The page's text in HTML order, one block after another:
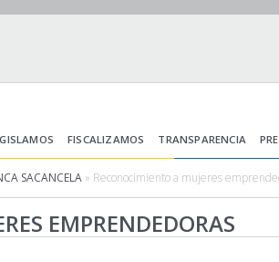
FISCALIZAMOS TRANSPARENCIA
SACANCELA » Reconocimiento a mujeres
EMPRENDEDORAS